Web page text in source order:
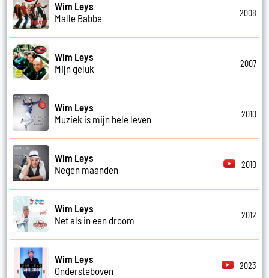
Wim Leys
Malle Babbe
2008
Wim Leys
Mijn geluk
2007
Wim Leys
Muziek is mijn hele leven
2010
Wim Leys
Negen maanden
2010
Wim Leys
Net als in een droom
2012
Wim Leys
Ondersteboven
2023